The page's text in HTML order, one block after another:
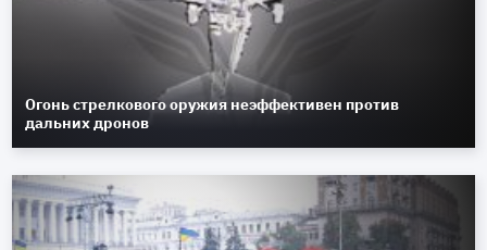
Огонь стрелкового оружия неэффективен против
дальних дронов